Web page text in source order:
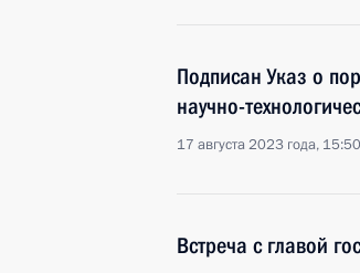
Подписан Указ о
научно-
17 августа 2023 года, 15:50
Встреча с главой